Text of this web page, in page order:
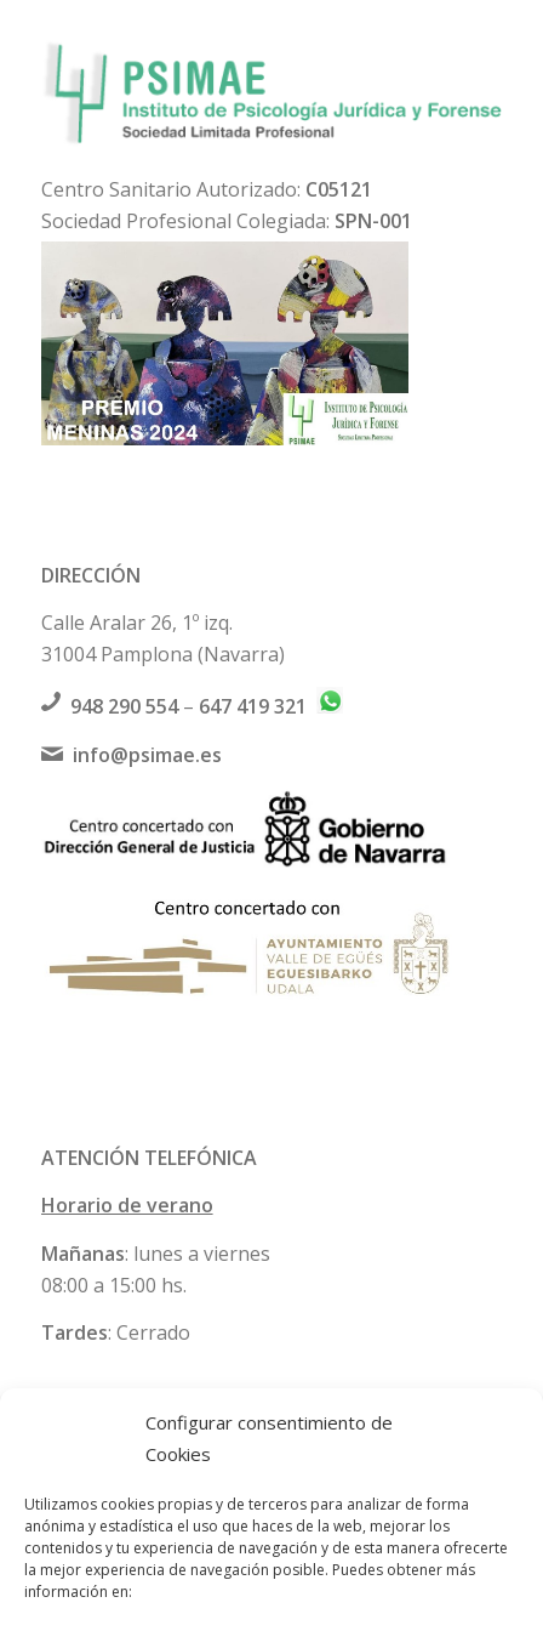
Configurar consentimiento de
Cookies
Utilizamos cookies propias y de terceros para analizar de forma
anónima y estadística el uso que haces de la web, mejorar los
contenidos y tu experiencia de navegación y de esta manera ofrecerte
la mejor experiencia de navegación posible. Puedes obtener más
información en:
Centro Sanitario Autorizado: C05121
Sociedad Profesional Colegiada: SPN-001
DIRECCIÓN
Calle Aralar 26, 1º izq.
31004 Pamplona (Navarra)
948 290 554– 647 419 321
info@psimae.es
ATENCIÓN TELEFÓNICA
Horario de verano
Mañanas: lunes a viernes
08:00 a 15:00 hs.
Tardes: Cerrado